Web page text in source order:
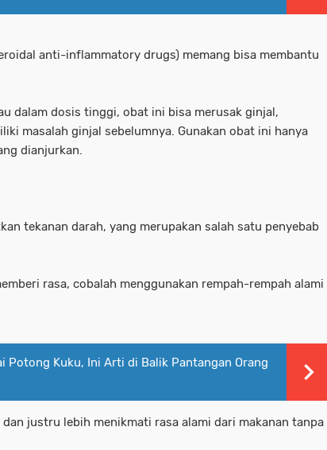
anti-inflammatory drugs) memang bisa membantu
dalam dosis tinggi, obat ini bisa merusak ginjal,
masalah ginjal sebelumnya. Gunakan obat ini hanya
dianjurkan.
tekanan darah, yang merupakan salah satu penyebab
rasa, cobalah menggunakan rempah-rempah alami
Potong Kuku, Ini Arti di Balik Pantangan Orang
justru lebih menikmati rasa alami dari makanan tanpa